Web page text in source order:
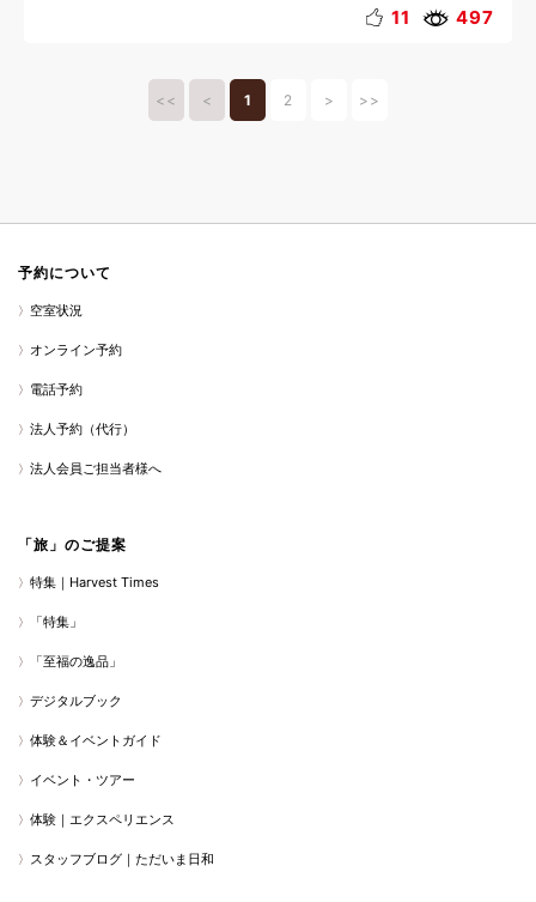
釣り
11 497
<< < 1 2 > >>
予約について
空室状況
オンライン予約
電話予約
法人予約（代行）
法人会員ご担当者様へ
「旅」のご提案
特集｜Harvest Times
「特集」
「至福の逸品」
デジタルブック
体験＆イベントガイド
イベント・ツアー
体験｜エクスペリエンス
スタッフブログ｜ただいま日和